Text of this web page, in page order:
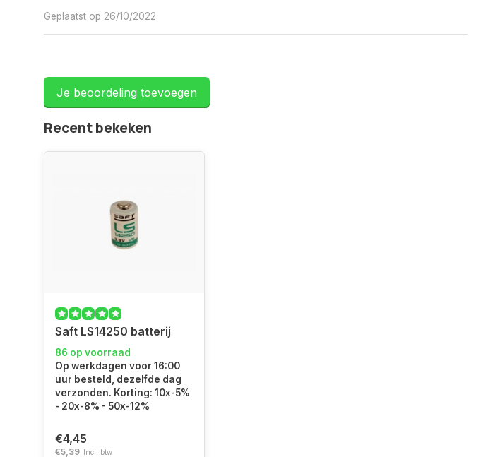
Geplaatst op 26/10/2022
Je beoordeling toevoegen
Recent bekeken
Saft LS14250 batterij
86 op voorraad
Op werkdagen voor 16:00
uur besteld, dezelfde dag
verzonden. Korting: 10x-5%
- 20x-8% - 50x-12%
€4,45
€5,39 Incl. btw